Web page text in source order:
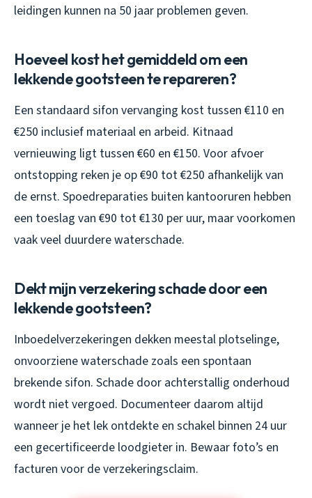
leidingen kunnen na 50 jaar problemen geven.
Hoeveel kost het gemiddeld om een
lekkende gootsteen te repareren?
Een standaard sifon vervanging kost tussen €110 en
€250 inclusief materiaal en arbeid. Kitnaad
vernieuwing ligt tussen €60 en €150. Voor afvoer
ontstopping reken je op €90 tot €250 afhankelijk van
de ernst. Spoedreparaties buiten kantooruren hebben
een toeslag van €90 tot €130 per uur, maar voorkomen
vaak veel duurdere waterschade.
Dekt mijn verzekering schade door een
lekkende gootsteen?
Inboedelverzekeringen dekken meestal plotselinge,
onvoorziene waterschade zoals een spontaan
brekende sifon. Schade door achterstallig onderhoud
wordt niet vergoed. Documenteer daarom altijd
wanneer je het lek ontdekte en schakel binnen 24 uur
een gecertificeerde loodgieter in. Bewaar foto’s en
facturen voor de verzekeringsclaim.